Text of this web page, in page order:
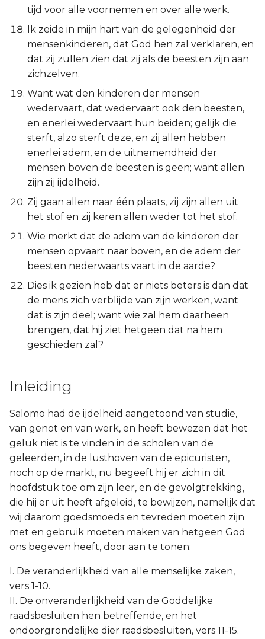
tijd voor alle voornemen en over alle werk.
Ik zeide in mijn hart van de gelegenheid der
mensenkinderen, dat God hen zal verklaren, en
dat zij zullen zien dat zij als de beesten zijn aan
zichzelven.
Want wat den kinderen der mensen
wedervaart, dat wedervaart ook den beesten,
en enerlei wedervaart hun beiden; gelijk die
sterft, alzo sterft deze, en zij allen hebben
enerlei adem, en de uitnemendheid der
mensen boven de beesten is geen; want allen
zijn zij ijdelheid.
Zij gaan allen naar één plaats, zij zijn allen uit
het stof en zij keren allen weder tot het stof.
Wie merkt dat de adem van de kinderen der
mensen opvaart naar boven, en de adem der
beesten nederwaarts vaart in de aarde?
Dies ik gezien heb dat er niets beters is dan dat
de mens zich verblijde van zijn werken, want
dat is zijn deel; want wie zal hem daarheen
brengen, dat hij ziet hetgeen dat na hem
geschieden zal?
Inleiding
Salomo had de ijdelheid aangetoond van studie,
van genot en van werk, en heeft bewezen dat het
geluk niet is te vinden in de scholen van de
geleerden, in de lusthoven van de epicuristen,
noch op de markt, nu begeeft hij er zich in dit
hoofdstuk toe om zijn leer, en de gevolgtrekking,
die hij er uit heeft afgeleid, te bewijzen, namelijk dat
wij daarom goedsmoeds en tevreden moeten zijn
met en gebruik moeten maken van hetgeen God
ons begeven heeft, door aan te tonen:
I. De veranderlijkheid van alle menselijke zaken,
vers 1-10.
II. De onveranderlijkheid van de Goddelijke
raadsbesluiten hen betreffende, en het
ondoorgrondelijke dier raadsbesluiten, vers 11-15.